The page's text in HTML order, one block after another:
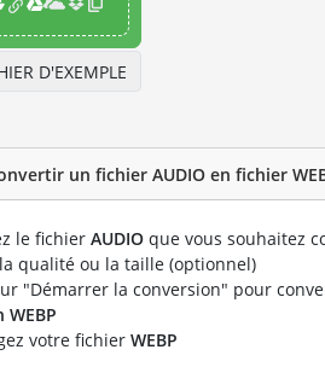
D'EXEMPLE
un fichier AUDIO en fichier
le fichier AUDIO que vous souhaitez
qualité ou la taille (optionnel)
"Démarrer la conversion" pour
WEBP
votre fichier WEBP